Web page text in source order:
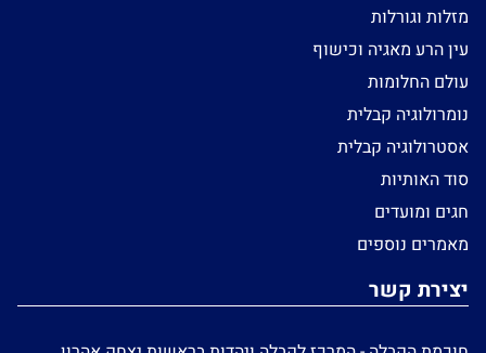
מזלות וגורלות
עין הרע מאגיה וכישוף
עולם החלומות
נומרולוגיה קבלית
אסטרולוגיה קבלית
סוד האותיות
חגים ומועדים
מאמרים נוספים
יצירת קשר